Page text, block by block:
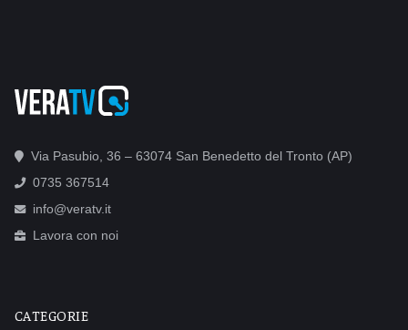
Via Pasubio, 36 – 63074 San Benedetto del Tronto (AP)
0735 367514
info@veratv.it
Lavora con noi
CATEGORIE